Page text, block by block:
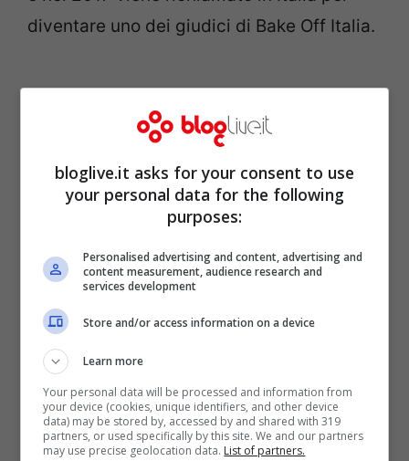
diventare uno dei giudici di Bake Off Italia.
Per quanto riguarda la sua vita privata,
Damiano Carrara
alcune notizie che circolano nel web,
sembrerebbe che il cuore del bellissimo
chef sia occupato ma l’entità della ragazza
bloglive.it asks for your consent to use
your personal data for the following
purposes:
Personalised advertising and content, advertising and
content measurement, audience research and
services development
Store and/or access information on a device
Learn more
Your personal data will be processed and information from
your device (cookies, unique identifiers, and other device
data) may be stored by, accessed by and shared with 319
partners, or used specifically by this site. We and our partners
may use precise geolocation data. List of partners.